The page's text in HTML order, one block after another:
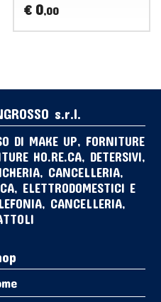
€ 0,00
s.r.l.
DI MAKE UP, FORNITURE
HO.RE.CA, DETERSIVI,
CANCELLERIA,
ELETTRODOMESTICI E
CANCELLERIA,